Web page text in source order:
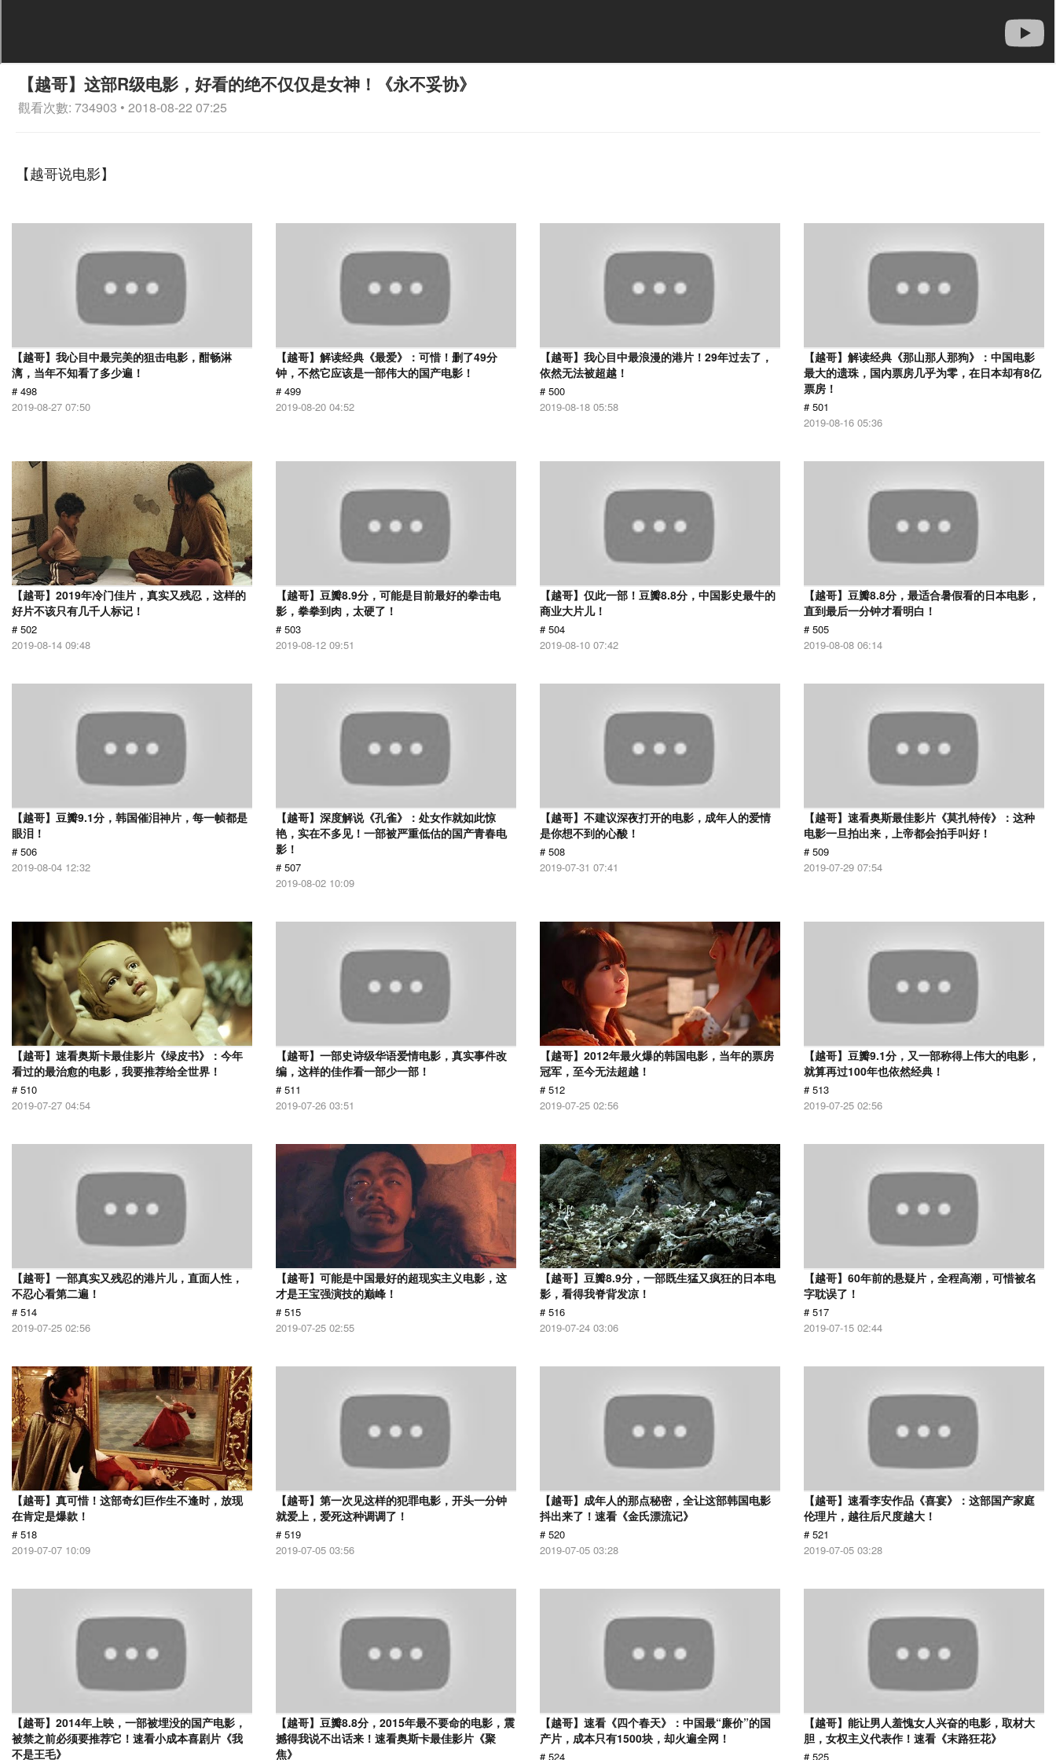
【越哥】这部R级电影，好看的绝不仅仅是女神！《永不妥协》
觀看次數: 734903 • 2018-08-22 07:25
【越哥说电影】
【越哥】我心目中最完美的狙击电影，酣畅淋
漓，当年不知看了多少遍！
# 498
2019-08-27 07:50
【越哥】解读经典《最爱》：可惜！删了49分
钟，不然它应该是一部伟大的国产电影！
# 499
2019-08-20 04:52
【越哥】我心目中最浪漫的港片！29年过去了，
依然无法被超越！
# 500
2019-08-18 05:58
【越哥】解读经典《那山那人那狗》：中国电影
最大的遗珠，国内票房几乎为零，在日本却有8亿
票房！
# 501
2019-08-16 05:36
【越哥】2019年冷门佳片，真实又残忍，这样的
好片不该只有几千人标记！
# 502
2019-08-14 09:48
【越哥】豆瓣8.9分，可能是目前最好的拳击电
影，拳拳到肉，太硬了！
# 503
2019-08-12 09:51
【越哥】仅此一部！豆瓣8.8分，中国影史最牛的
商业大片儿！
# 504
2019-08-10 07:42
【越哥】豆瓣8.8分，最适合暑假看的日本电影，
直到最后一分钟才看明白！
# 505
2019-08-08 06:14
【越哥】豆瓣9.1分，韩国催泪神片，每一帧都是
眼泪！
# 506
2019-08-04 12:32
【越哥】深度解说《孔雀》：处女作就如此惊
艳，实在不多见！一部被严重低估的国产青春电
影！
# 507
2019-08-02 10:09
【越哥】不建议深夜打开的电影，成年人的爱情
是你想不到的心酸！
# 508
2019-07-31 07:41
【越哥】速看奥斯最佳影片《莫扎特传》：这种
电影一旦拍出来，上帝都会拍手叫好！
# 509
2019-07-29 07:54
【越哥】速看奥斯卡最佳影片《绿皮书》：今年
看过的最治愈的电影，我要推荐给全世界！
# 510
2019-07-27 04:54
【越哥】一部史诗级华语爱情电影，真实事件改
编，这样的佳作看一部少一部！
# 511
2019-07-26 03:51
【越哥】2012年最火爆的韩国电影，当年的票房
冠军，至今无法超越！
# 512
2019-07-25 02:56
【越哥】豆瓣9.1分，又一部称得上伟大的电影，
就算再过100年也依然经典！
# 513
2019-07-25 02:56
【越哥】一部真实又残忍的港片儿，直面人性，
不忍心看第二遍！
# 514
2019-07-25 02:56
【越哥】可能是中国最好的超现实主义电影，这
才是王宝强演技的巅峰！
# 515
2019-07-25 02:55
【越哥】豆瓣8.9分，一部既生猛又疯狂的日本电
影，看得我脊背发凉！
# 516
2019-07-24 03:06
【越哥】60年前的悬疑片，全程高潮，可惜被名
字耽误了！
# 517
2019-07-15 02:44
【越哥】真可惜！这部奇幻巨作生不逢时，放现
在肯定是爆款！
# 518
2019-07-07 10:09
【越哥】第一次见这样的犯罪电影，开头一分钟
就爱上，爱死这种调调了！
# 519
2019-07-05 03:56
【越哥】成年人的那点秘密，全让这部韩国电影
抖出来了！速看《金氏漂流记》
# 520
2019-07-05 03:28
【越哥】速看李安作品《喜宴》：这部国产家庭
伦理片，越往后尺度越大！
# 521
2019-07-05 03:28
【越哥】2014年上映，一部被埋没的国产电影，
被禁之前必须要推荐它！速看小成本喜剧片《我
不是王毛》
【越哥】豆瓣8.8分，2015年最不要命的电影，震
撼得我说不出话来！速看奥斯卡最佳影片《聚
焦》
【越哥】速看《四个春天》：中国最“廉价”的国
产片，成本只有1500块，却火遍全网！
# 524
【越哥】能让男人羞愧女人兴奋的电影，取材大
胆，女权主义代表作！速看《末路狂花》
# 525